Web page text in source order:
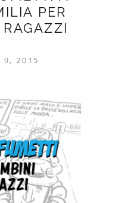
PER
2015